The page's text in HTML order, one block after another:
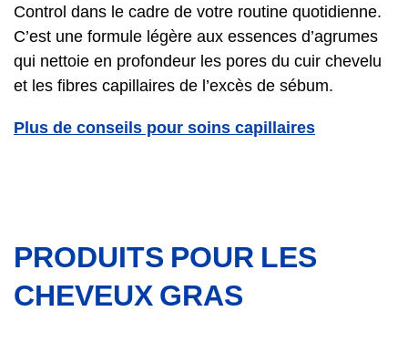
Control dans le cadre de votre routine quotidienne.
C’est une formule légère aux essences d’agrumes
qui nettoie en profondeur les pores du cuir chevelu
et les fibres capillaires de l’excès de sébum.
Plus de conseils pour soins capillaires
PRODUITS POUR LES
CHEVEUX GRAS